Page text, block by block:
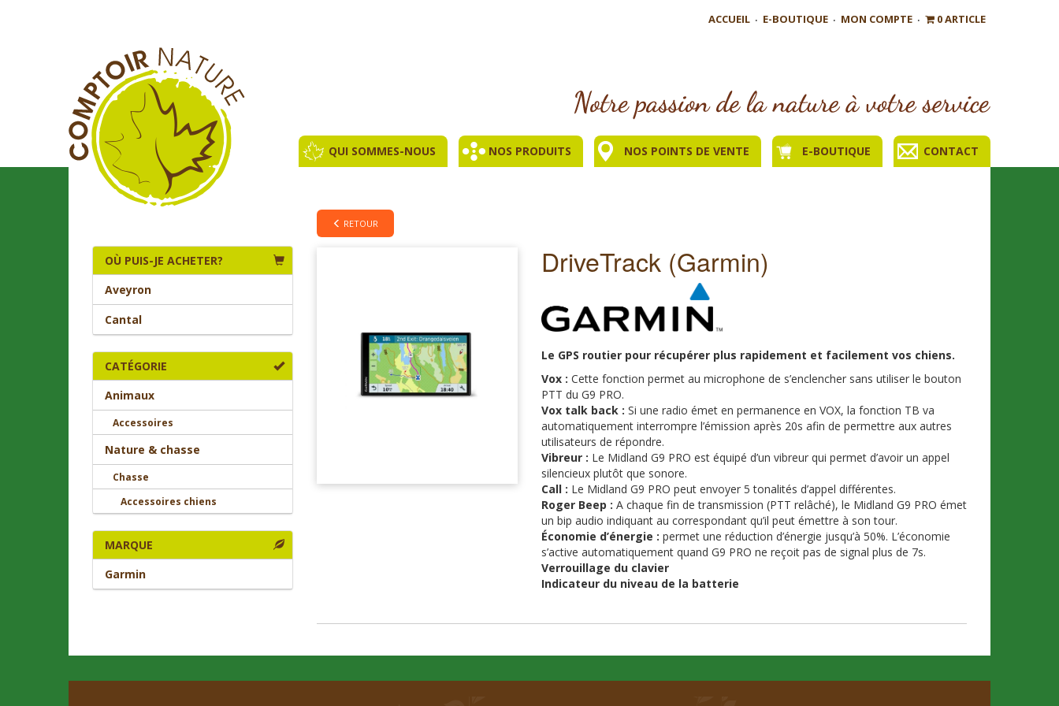
ACCUEIL E-BOUTIQUE MON COMPTE 0 ARTICLE
QUI SOMMES-NOUS NOS PRODUITS NOS POINTS DE VENTE E-BOUTIQUE CONTACT
OÙ PUIS-JE ACHETER?
Aveyron
Cantal
CATÉGORIE
Animaux
Accessoires
Nature & chasse
Chasse
Accessoires chiens
MARQUE
Garmin
RETOUR
DriveTrack (Garmin)
Le GPS routier pour récupérer plus rapidement et facilement vos chiens.
Vox : Cette fonction permet au microphone de s’enclencher sans utiliser le bouton
PTT du G9 PRO.
Vox talk back : Si une radio émet en permanence en VOX, la fonction TB va
automatiquement interrompre l’émission après 20s afin de permettre aux autres
utilisateurs de répondre.
Vibreur : Le Midland G9 PRO est équipé d’un vibreur qui permet d’avoir un appel
silencieux plutôt que sonore.
Call : Le Midland G9 PRO peut envoyer 5 tonalités d’appel différentes.
Roger Beep : A chaque fin de transmission (PTT relâché), le Midland G9 PRO émet
un bip audio indiquant au correspondant qu’il peut émettre à son tour.
Économie d’énergie : permet une réduction d’énergie jusqu’à 50%. L’économie
s’active automatiquement quand G9 PRO ne reçoit pas de signal plus de 7s.
Verrouillage du clavier
Indicateur du niveau de la batterie